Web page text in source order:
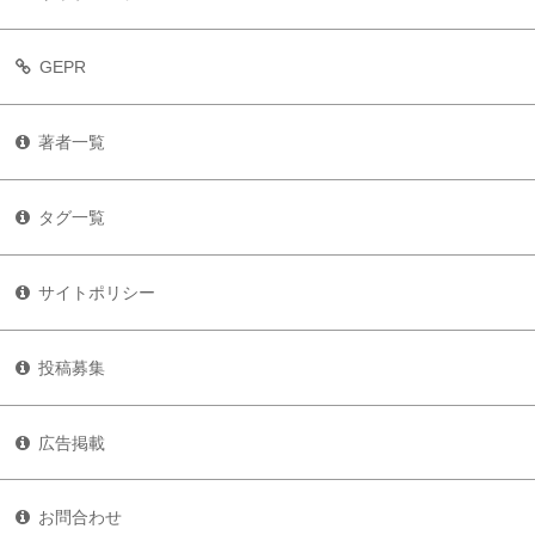
GEPR
著者一覧
タグ一覧
サイトポリシー
投稿募集
広告掲載
お問合わせ